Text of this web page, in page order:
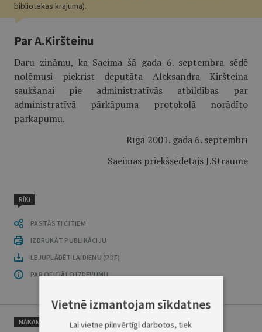
bibliotēkas krājuma).
Par A.Kiršteinu
Daru zināmu, ka Saeima šā gada 6. septembra sēdē
nolēmusi piekrist deputāta Aleksandra Kiršteina
saukšanai pie administratīvās atbildības par
administratīvā pārkāpuma protokolā norādīto
pārkāpumu.
Rīgā 2001. gada 6. septembrī
Saeimas priekšsēdētājs J.Straume
RĪKI
PASTĀSTI CITIEM
IZDRUKĀT PUBLIKĀCIJU
LEJUPLĀDĒT LAIDIENU (PDF)
PAR OFICIĀLO IZDEVUMU
NĀKAMAIS
Vietnē izmantojam sīkdatnes
Lai vietne pilnvērtīgi darbotos, tiek